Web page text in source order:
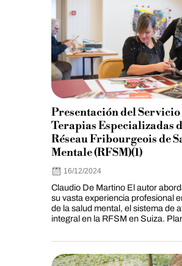
Presentación del Servicio
Terapias Especializadas
Réseau Fribourgeois de
Mentale (RFSM)(1)
16/12/2024
Claudio De Martino El autor
su vasta experiencia profesional
de la salud mental, el sistema de
integral en la RFSM en Suiza.